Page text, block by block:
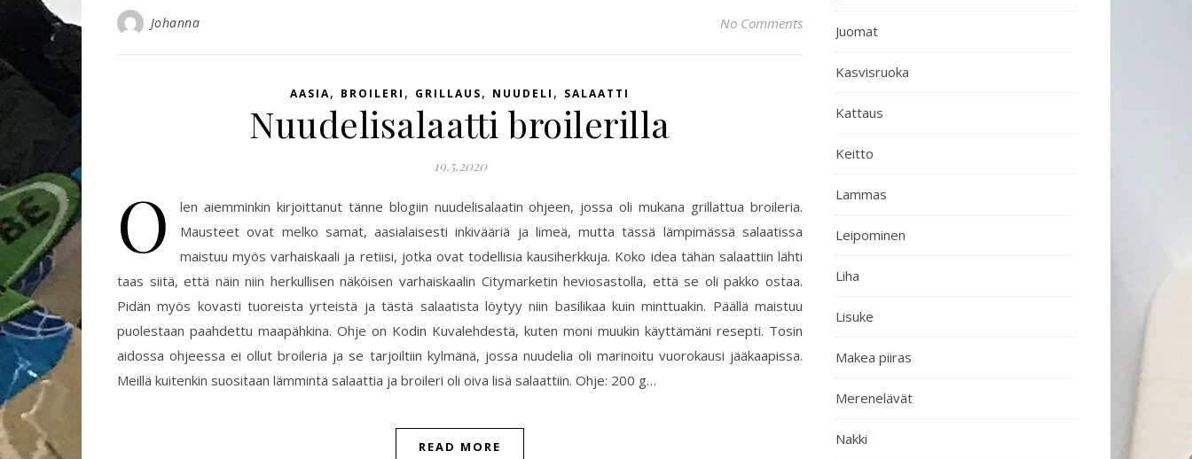
Johanna No Comments
AASIA, BROILERI , GRILLAUS, NUUDELI , SALAATTI
Nuudelisalaatti broilerilla
19.5.2020
O
len aiemminkin kirjoittanut tänne blogiin nuudelisalaatin ohjeen, jossa oli mukana grillattua broileria.
Mausteet ovat melko samat, aasialaisesti inkivääriä ja limeä, mutta tässä lämpimässä salaatissa
maistuu myös varhaiskaali ja retiisi, jotka ovat todellisia kausiherkkuja. Koko idea tähän salaattiin lähti
taas siitä, että näin niin herkullisen näköisen varhaiskaalin Citymarketin heviosastolla, että se oli pakko ostaa.
Pidän myös kovasti tuoreista yrteistä ja tästä salaatista löytyy niin basilikaa kuin minttuakin. Päällä maistuu
puolestaan paahdettu maapähkina. Ohje on Kodin Kuvalehdestä, kuten moni muukin käyttämäni resepti. Tosin
aidossa ohjeessa ei ollut broileria ja se tarjoiltiin kylmänä, jossa nuudelia oli marinoitu vuorokausi jääkaapissa.
Meillä kuitenkin suositaan lämmintä salaattia ja broileri oli oiva lisä salaattiin. Ohje: 200 g…
READ MORE
Juomat
Kasvisruoka
Kattaus
Keitto
Lammas
Leipominen
Liha
Lisuke
Makea piiras
Merenelävät
Nakki